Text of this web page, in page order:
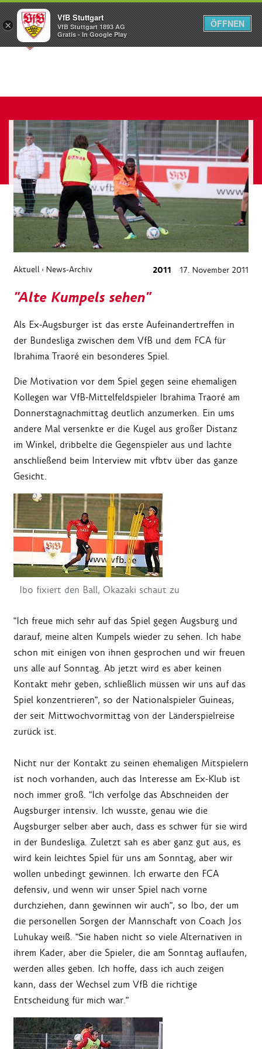
Menü
Aktuell › News-Archiv 2011 17. November 2011
"Alte Kumpels sehen"
Als Ex-Augsburger ist das erste Aufeinandertreffen in
der Bundesliga zwischen dem VfB und dem FCA für
Ibrahima Traoré ein besonderes Spiel.
Die Motivation vor dem Spiel gegen seine ehemaligen
Kollegen war VfB-Mittelfeldspieler Ibrahima Traoré am
Donnerstagnachmittag deutlich anzumerken. Ein ums
andere Mal versenkte er die Kugel aus großer Distanz
im Winkel, dribbelte die Gegenspieler aus und lachte
anschließend beim Interview mit vfbtv über das ganze
Gesicht.
Ibo fixiert den Ball, Okazaki schaut zu
"Ich freue mich sehr auf das Spiel gegen Augsburg und
darauf, meine alten Kumpels wieder zu sehen. Ich habe
schon mit einigen von ihnen gesprochen und wir freuen
uns alle auf Sonntag. Ab jetzt wird es aber keinen
Kontakt mehr geben, schließlich müssen wir uns auf das
Spiel konzentrieren", so der Nationalspieler Guineas,
der seit Mittwochvormittag von der Länderspielreise
zurück ist.
Nicht nur der Kontakt zu seinen ehemaligen Mitspielern
ist noch vorhanden, auch das Interesse am Ex-Klub ist
noch immer groß. "Ich verfolge das Abschneiden der
Augsburger intensiv. Ich wusste, genau wie die
Augsburger selber aber auch, dass es schwer für sie wird
in der Bundesliga. Zuletzt sah es aber ganz gut aus, es
wird kein leichtes Spiel für uns am Sonntag, aber wir
wollen unbedingt gewinnen. Ich erwarte den FCA
defensiv, und wenn wir unser Spiel nach vorne
durchziehen, dann gewinnen wir auch", so Ibo, der um
die personellen Sorgen der Mannschaft von Coach Jos
Luhukay weiß. "Sie haben nicht so viele Alternativen in
ihrem Kader, aber die Spieler, die am Sonntag auflaufen,
werden alles geben. Ich hoffe, dass ich auch zeigen
kann, dass der Wechsel zum VfB die richtige
Entscheidung für mich war."
×
VfB Stuttgart
VfB Stuttgart 1893 AG
Gratis - In Google Play
ÖFFNEN